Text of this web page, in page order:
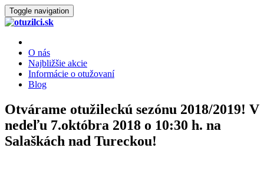
Toggle navigation
O nás
Najbližšie akcie
Informácie o otužovaní
Blog
Otvárame otužileckú sezónu 2018/2019! V
nedeľu 7.októbra 2018 o 10:30 h. na
Salaškách nad Tureckou!